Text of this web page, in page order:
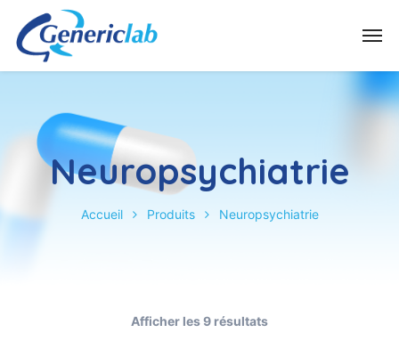
Neuropsychiatrie
Accueil Produits Neuropsychiatrie
Afficher les 9 résultats